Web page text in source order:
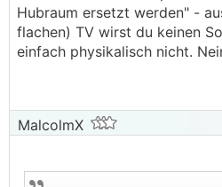
..
Hubraum ersetzt werden" -
flachen) TV wirst du keinen
einfach physikalisch nicht.
MalcolmX